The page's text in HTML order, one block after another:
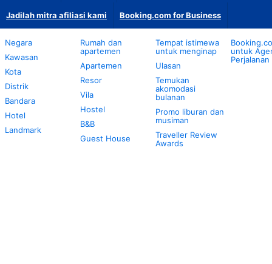
Jadilah mitra afiliasi kami Booking.com for Business
Negara
Kawasan
Kota
Distrik
Bandara
Hotel
Landmark
Rumah dan
apartemen
Apartemen
Resor
Vila
Hostel
B&B
Guest House
Tempat istimewa
untuk menginap
Ulasan
Temukan
akomodasi
bulanan
Promo liburan dan
musiman
Traveller Review
Awards
untuk
Perjalanan